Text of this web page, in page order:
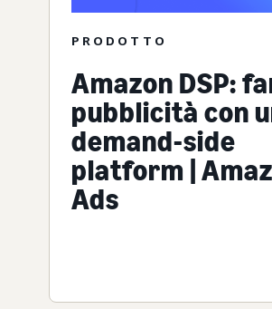
PRODOTTO
Amazon DSP:
pubblicità con
demand-side
platform |
Ads